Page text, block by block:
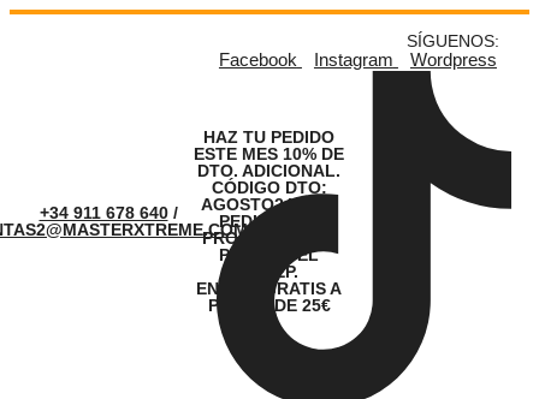
+34 911 678 640/
HAZ TU PEDIDO
ESTE MES 10% DE
DTO. ADICIONAL.
CÓDIGO DTO:
AGOSTO24. LOS
PEDIDOS SE
PROCESARÁN A
PARTIR DEL
01.SEP.
ENVÍOS GRATIS A
PARTIR DE 25€
SÍGUENOS:
Facebook Instagram Wordpress